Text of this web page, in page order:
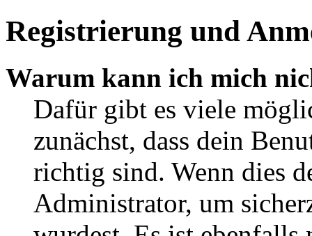
Registrierung und
Warum kann ich mich
Dafür gibt es viele
zunächst, dass dein
richtig sind. Wenn dies
Administrator, um